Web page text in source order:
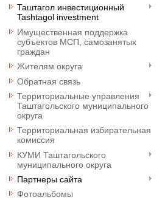
Таштагол инвестиционный
Tashtagol investment
Имущественная поддержка
субъектов МСП, самозанятых
граждан
Жителям округа
Обратная связь
Территориальные управления
Таштагольского муниципального
округа
Территориальная избирательная
комиссия
КУМИ Таштагольского
муниципального округа
Партнеры сайта
Фотоальбомы